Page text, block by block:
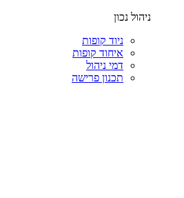
ניהול נכון
ניוד קופות
איחוד קופות
דמי ניהול
תכנון פרישה